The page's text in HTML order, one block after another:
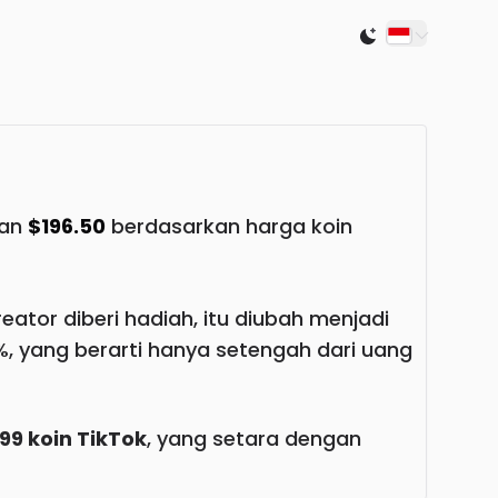
Switch to
$196.50 berdasarkan harga koin
diberi hadiah, itu diubah menjadi
yang berarti hanya setengah dari uang
koin TikTok, yang setara dengan